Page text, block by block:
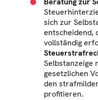
sich zur
entscheidend,
vollständig
Selbstanzeige
gesetzlichen
den
profitieren.